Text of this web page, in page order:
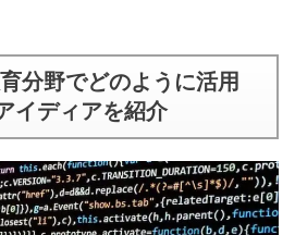
分野でどのように活用
イディアを紹介